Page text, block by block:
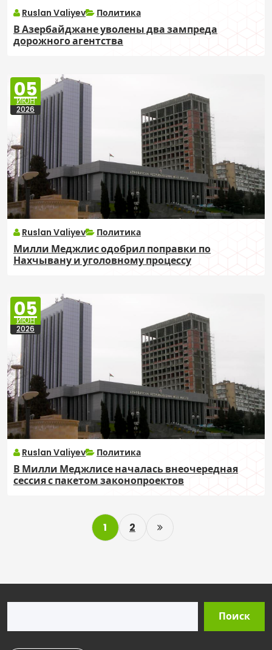
Ruslan Valiyev Политика
В Азербайджане уволены два зампреда
дорожного агентства
05
ИЮН
2026
Ruslan Valiyev Политика
Милли Меджлис одобрил поправки по
Нахчывану и уголовному процессу
05
ИЮН
2026
Ruslan Valiyev Политика
В Милли Меджлисе началась внеочередная
сессия с пакетом законопроектов
P
o
a
1 2
Поиск